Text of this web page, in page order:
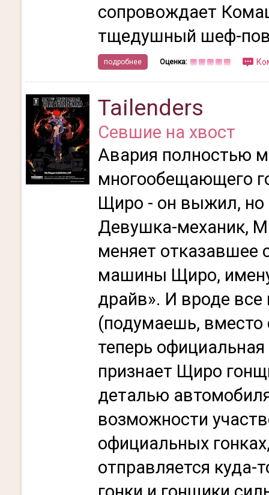
сопровождает
тщедушный шеф-
подробнее Оценка:
Tailenders
Севшие на хвост
Авария полностью
многообещающего
Щиро - он выжил, но
Девушка-механик,
меняет отказавшее
машины Щиро,
драйв». И вроде все
(подумаешь, вместо
теперь
признает Щиро
деталью
возможности
официальных
отправляется куда-